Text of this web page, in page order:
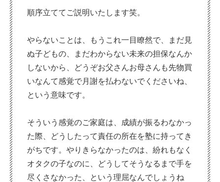
順序立ててご説明いたします笑。
やらないことは、もうこれ一目瞭然で、まだ見
ぬ子どもの、まだわからない未来の担保なんか
しないから、どうぞお父さんお母さんも先物買
いなんて感覚で月謝を払わないでくださいね、
という意味です。
そういう感覚のご家庭は、成績が振るわなかっ
た際、どうしたって責任の所在を塾に持ってき
がちです。やりきらなかったのは、紛れもなく
オタクの子なのに、どうしてそうなるまで手を
尽くさなかった、という理屈なんでしょうね